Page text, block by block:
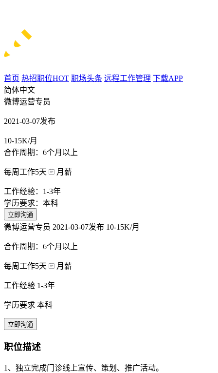
首页 热招职位HOT 职场头条 远程工作管理 下载APP
简体中文
微博运营专员
2021-03-07发布
10-15K/月
合作周期：6个月以上
每周工作5天 月薪
工作经验：1-3年
学历要求：本科
立即沟通
微博运营专员 2021-03-07发布 10-15K/月
合作周期：6个月以上
每周工作5天 月薪
工作经验 1-3年
学历要求 本科
立即沟通
职位描述
1、独立完成门诊线上宣传、策划、推广活动。